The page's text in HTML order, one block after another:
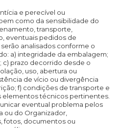
e perecível ou
como da sensibilidade do
transporte,
eventuais pedidos de
analisados conforme o
a) integridade da embalagem;
prazo decorrido desde o
uso, abertura ou
de vício ou divergência
f) condições de transporte e
elementos técnicos pertinentes.
eventual problema pelos
ou do Organizador,
fotos, documentos ou